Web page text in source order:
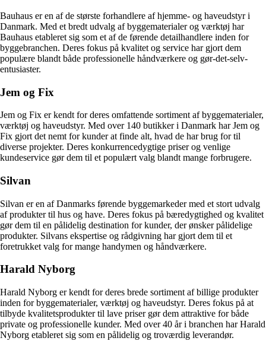
Bauhaus er en af de største forhandlere af hjemme- og haveudstyr i
Danmark. Med et bredt udvalg af byggematerialer og værktøj har
Bauhaus etableret sig som et af de førende detailhandlere inden for
byggebranchen. Deres fokus på kvalitet og service har gjort dem
populære blandt både professionelle håndværkere og gør-det-selv-
entusiaster.
Jem og Fix
Jem og Fix er kendt for deres omfattende sortiment af byggematerialer,
værktøj og haveudstyr. Med over 140 butikker i Danmark har Jem og
Fix gjort det nemt for kunder at finde alt, hvad de har brug for til
diverse projekter. Deres konkurrencedygtige priser og venlige
kundeservice gør dem til et populært valg blandt mange forbrugere.
Silvan
Silvan er en af Danmarks førende byggemarkeder med et stort udvalg
af produkter til hus og have. Deres fokus på bæredygtighed og kvalitet
gør dem til en pålidelig destination for kunder, der ønsker pålidelige
produkter. Silvans ekspertise og rådgivning har gjort dem til et
foretrukket valg for mange handymen og håndværkere.
Harald Nyborg
Harald Nyborg er kendt for deres brede sortiment af billige produkter
inden for byggematerialer, værktøj og haveudstyr. Deres fokus på at
tilbyde kvalitetsprodukter til lave priser gør dem attraktive for både
private og professionelle kunder. Med over 40 år i branchen har Harald
Nyborg etableret sig som en pålidelig og troværdig leverandør.